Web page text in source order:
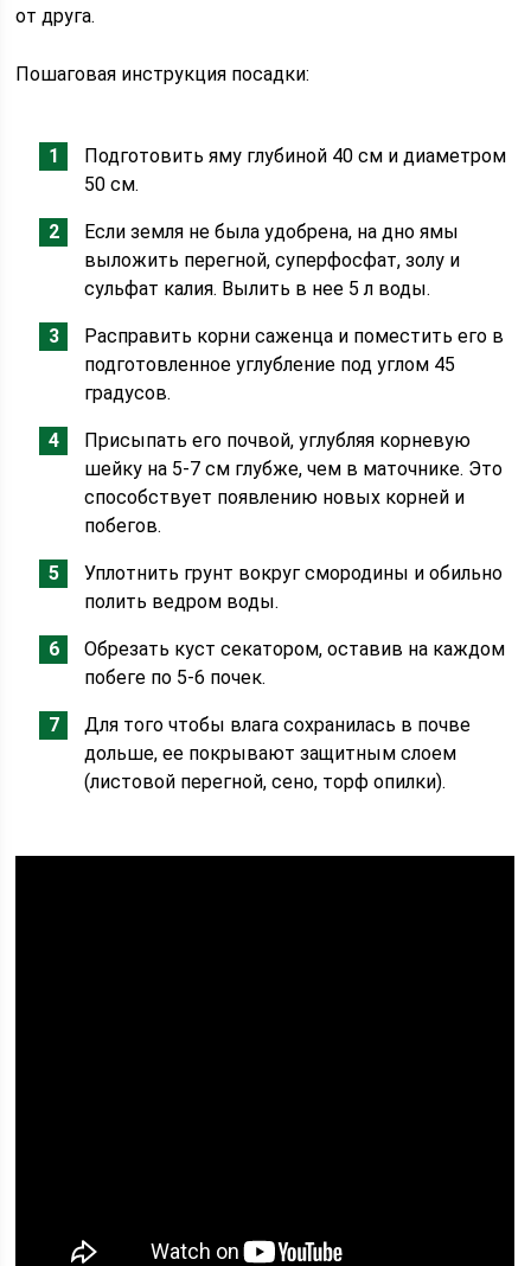
от друга.
Пошаговая инструкция посадки:
Подготовить яму глубиной 40 см и диаметром
50 см.
Если земля не была удобрена, на дно ямы
выложить перегной, суперфосфат, золу и
сульфат калия. Вылить в нее 5 л воды.
Расправить корни саженца и поместить его в
подготовленное углубление под углом 45
градусов.
Присыпать его почвой, углубляя корневую
шейку на 5-7 см глубже, чем в маточнике. Это
способствует появлению новых корней и
побегов.
Уплотнить грунт вокруг смородины и обильно
полить ведром воды.
Обрезать куст секатором, оставив на каждом
побеге по 5-6 почек.
Для того чтобы влага сохранилась в почве
дольше, ее покрывают защитным слоем
(листовой перегной, сено, торф опилки).